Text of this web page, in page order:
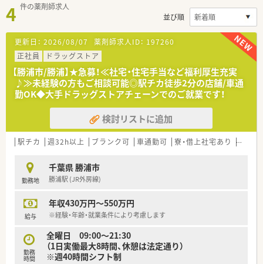
4 件の薬剤師求人
並び順
更新日： 2026/08/07 薬剤師求人ID： 197260
正社員
ドラッグストア
【勝浦市/勝浦】★急募！≪社宅・住宅手当など福利厚生充実
♪≫未経験の方もご相談可能◎駅チカ徒歩2分の店舗/車通
勤OK◆大手ドラッグストアチェーンでのご就業です！
検討リストに追加
駅チカ 週32h以上 ブランク可 車通勤可 寮・借上社宅あり 認定
勤務地
千葉県 勝浦市
勝浦駅 (JR外房線)
給与
年収430万円～550万円
※経験・年齢・就業条件により考慮します
勤務
時間
全曜日 09:00～21:30
（1日実働最大8時間、休憩は法定通り）
※週40時間シフト制